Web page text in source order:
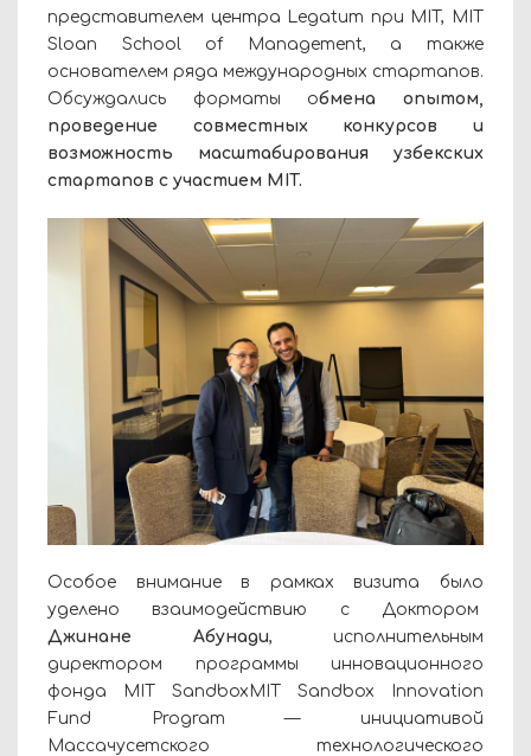
представителем центра Legatum при MIT, MIT
Sloan School of Management, а также
основателем ряда международных стартапов.
Обсуждались форматы обмена опытом,
проведение совместных конкурсов и
возможность масштабирования узбекских
стартапов с участием MIT.
Особое внимание в рамках визита было
уделено взаимодействию с Доктором
Джинане Абунади, исполнительным
директором программы инновационного
фонда MIT SandboxMIT Sandbox Innovation
Fund Program — инициативой
Массачусетского технологического